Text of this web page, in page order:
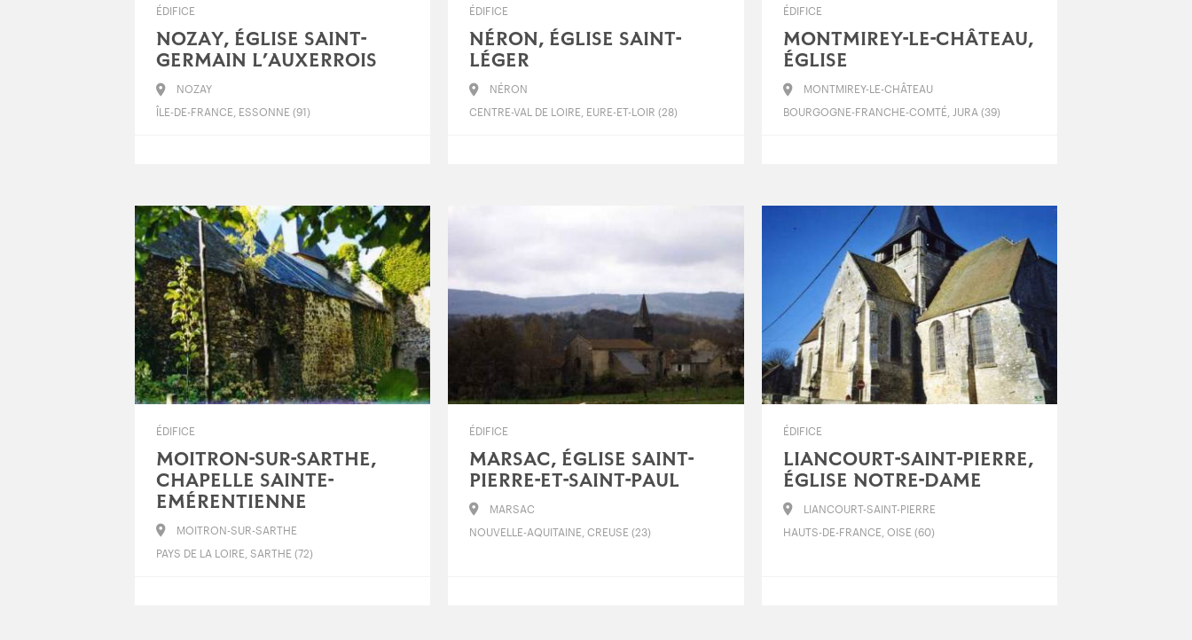
ÉDIFICE
NOZAY, ÉGLISE SAINT-
GERMAIN L’AUXERROIS
NOZAY
ÎLE-DE-FRANCE, ESSONNE (91)
ÉDIFICE
NÉRON, ÉGLISE SAINT-
LÉGER
NÉRON
CENTRE-VAL DE LOIRE, EURE-ET-LOIR (28)
ÉDIFICE
MONTMIREY-LE-CHÂTEAU,
ÉGLISE
MONTMIREY-LE-CHÂTEAU
BOURGOGNE-FRANCHE-COMTÉ, JURA (39)
ÉDIFICE
MOITRON-SUR-SARTHE,
CHAPELLE SAINTE-
EMÉRENTIENNE
MOITRON-SUR-SARTHE
PAYS DE LA LOIRE, SARTHE (72)
ÉDIFICE
MARSAC, ÉGLISE SAINT-
PIERRE-ET-SAINT-PAUL
MARSAC
NOUVELLE-AQUITAINE, CREUSE (23)
ÉDIFICE
LIANCOURT-SAINT-PIERRE,
ÉGLISE NOTRE-DAME
LIANCOURT-SAINT-PIERRE
HAUTS-DE-FRANCE, OISE (60)